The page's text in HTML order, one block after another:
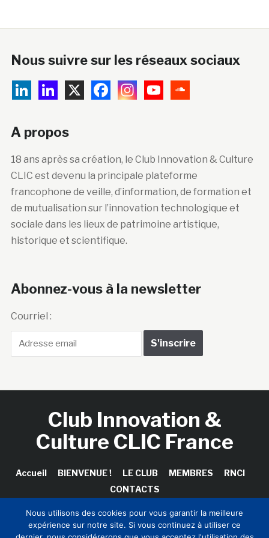
Nous suivre sur les réseaux sociaux
A propos
18 ans après sa création, le Club Innovation & Culture
CLIC est devenu la principale plateforme
francophone de veille, d’information, de formation et
de mutualisation sur l’innovation technologique et
sociale dans les lieux de patrimoine artistique,
historique et scientifique.
Abonnez-vous à la newsletter
Courriel :
Club Innovation &
Culture CLIC France
Accueil BIENVENUE ! LE CLUB MEMBRES
RNCI
CONTACTS
Nous utilisons des cookies pour vous garantir la meilleure
expérience sur notre site. Si vous continuez à utiliser ce